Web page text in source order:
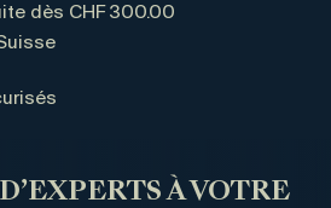
dès CHF 300.00
À VOTRE